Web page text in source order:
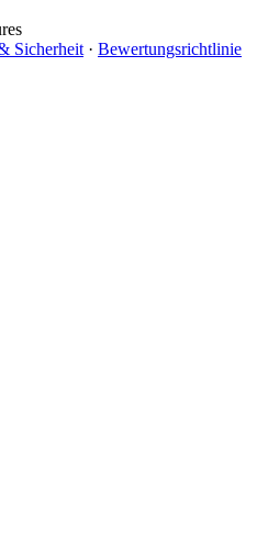
Sicherheit · Bewertungsrichtlinie